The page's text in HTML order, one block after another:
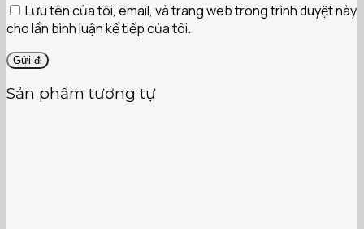
Lưu tên của tôi, email, và trang web trong trình duyệt này
cho lần bình luận kế tiếp của tôi.
Sản phẩm tương tự